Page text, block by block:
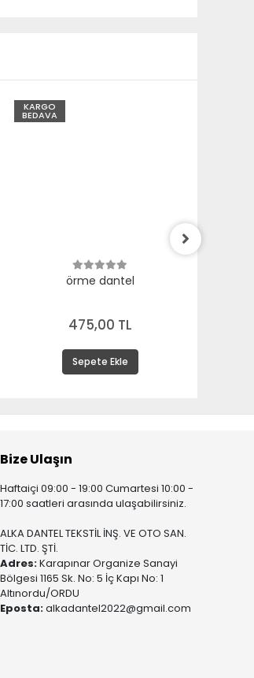
KARGO
BEDAVA
örme dantel
475,00 TL
Sepete Ekle
Bize Ulaşın
Haftaiçi 09:00 - 19:00 Cumartesi 10:00 -
17:00 saatleri arasında ulaşabilirsiniz.
ALKA DANTEL TEKSTİL İNŞ. VE OTO SAN.
TİC. LTD. ŞTİ.
Adres:Karapınar Organize Sanayi
Bölgesi 1165 Sk. No: 5 İç Kapı No: 1
Altınordu/ORDU
Eposta:alkadantel2022@gmail.com